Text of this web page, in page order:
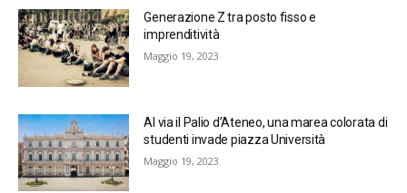
Generazione Z tra posto fisso e
imprenditività
Maggio 19, 2023
Al via il Palio d’Ateneo, una marea colorata di
studenti invade piazza Università
Maggio 19, 2023